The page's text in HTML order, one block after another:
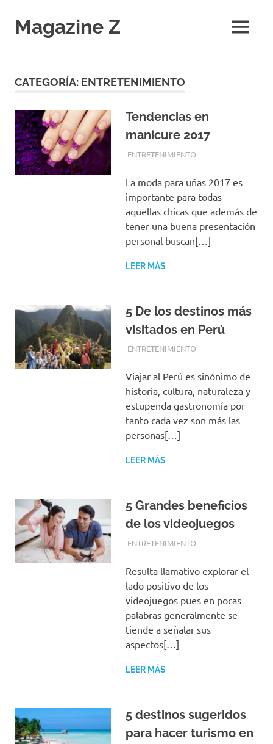
contenido
Magazine Z
Tecnología,
Economía.
Diario
Digital
MENÚ
CATEGORÍA: ENTRETENIMIENTO
Tendencias en
manicure 2017
FEBRERO 19, 2017
EQUIPO DE REDACCIÓN
ENTRETENIMIENTO
La moda para uñas 2017 es
importante para todas
aquellas chicas que además de
tener una buena presentación
personal buscan[…]
LEER MÁS
5 De los destinos más
visitados en Perú
FEBRERO 19, 2017
EQUIPO DE REDACCIÓN
ENTRETENIMIENTO
Viajar al Perú es sinónimo de
historia, cultura, naturaleza y
estupenda gastronomía por
tanto cada vez son más las
personas[…]
LEER MÁS
5 Grandes beneficios
de los videojuegos
FEBRERO 19, 2017
EQUIPO DE REDACCIÓN
ENTRETENIMIENTO
Resulta llamativo explorar el
lado positivo de los
videojuegos pues en pocas
palabras generalmente se
tiende a señalar sus
aspectos[…]
LEER MÁS
5 destinos sugeridos
para hacer turismo en